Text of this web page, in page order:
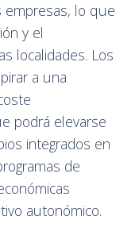
empresas, lo que
y el
localidades. Los
a una
podrá elevarse
integrados en
de
autonómico.